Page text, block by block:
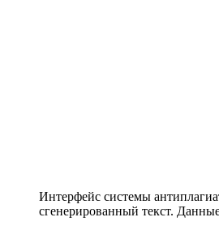
Интерфейс системы
сгенерированный текст.